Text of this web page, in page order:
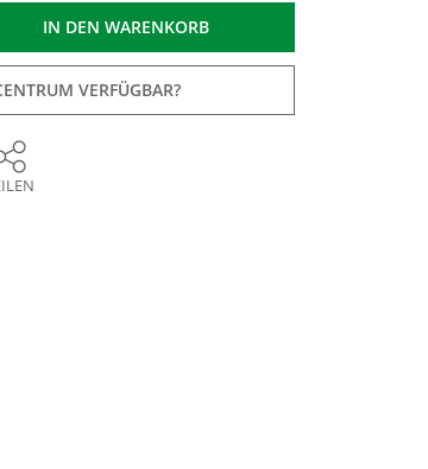
IN DEN WARENKORB
VERFÜGBAR?